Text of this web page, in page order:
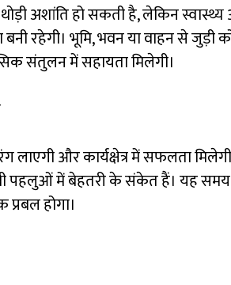
अशांति हो सकती है, लेकिन
बनी रहेगी। भूमि, भवन या वाहन से
संतुलन में सहायता मिलेगी।
और कार्यक्षेत्र में सफलता
पहलुओं में बेहतरी के संकेत हैं। यह समय
होगा।